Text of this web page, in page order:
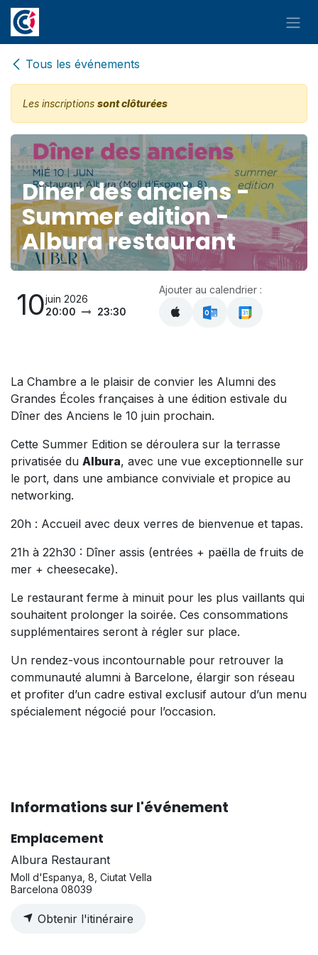
Se rendre au contenu
Tous les événements
Les inscriptions sont clôturées
Diner des anciens -
Summer edition -
Albura restaurant
10juin 2026
20:00
23:30
Ajouter au calendrier :
La Chambre a le plaisir de convier les Alumni des
Grandes Écoles françaises à une édition estivale du
Dîner des Anciens le 10 juin prochain.
Cette Summer Edition se déroulera sur la terrasse
privatisée du Albura, avec une vue exceptionnelle sur
le port, dans une ambiance conviviale et propice au
networking.
20h : Accueil avec deux verres de bienvenue et tapas.
21h à 22h30 : Dîner assis (entrées + paëlla de fruits de
mer + cheesecake).
Le restaurant ferme à minuit pour les plus vaillants qui
souhaitent prolonger la soirée. Ces consommations
supplémentaires seront à régler sur place.
Un rendez-vous incontournable pour retrouver la
communauté alumni à Barcelone, élargir son réseau
et profiter d’un cadre estival exclusif autour d’un menu
spécialement négocié pour l’occasion.
Informations sur l'événement
Emplacement
Albura Restaurant
Moll d'Espanya, 8, Ciutat Vella
Barcelona 08039
Obtenir l'itinéraire